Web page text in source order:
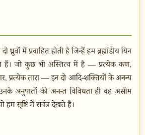
में प्रवाहित होती है जिन्हें हम ब्रह्मांडीय यिन
हैं। जो कुछ भी अस्तित्व में है — प्रत्येक कण,
प्रत्येक तारा — इन दो आदि-शक्तियों के अनन्य
अनुपातों की अनन्त विविधता ही वह असीम
हम सृष्टि में सर्वत्र देखते हैं।